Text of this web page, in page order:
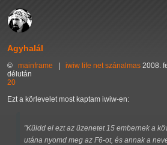
Agyhalál
© mainframe iwiw life net szánalmas 2008.
délután
20
Ezt a körlevelet most kaptam iwiw-en:
"Küldd el ezt az üzenetet 15 embernek a
utána nyomd meg az F6-ot, és annak a